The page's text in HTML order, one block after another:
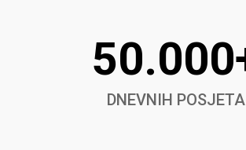
DNEVNIH POSJETA